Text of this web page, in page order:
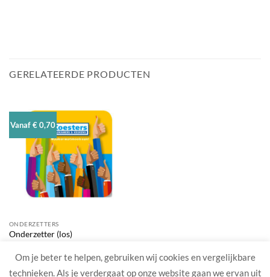
GERELATEERDE PRODUCTEN
Vanaf € 0,70
ONDERZETTERS
Onderzetter (los)
Om je beter te helpen, gebruiken wij cookies en vergelijkbare
technieken. Als je verdergaat op onze website gaan we ervan uit